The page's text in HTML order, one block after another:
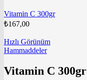
Vitamin C 300gr
₺167,00
Hızlı Görünüm
Hammaddeler
Vitamin C 300gr